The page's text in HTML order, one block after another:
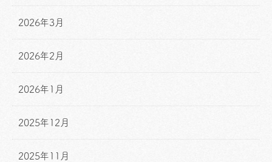
2026年3月
2026年2月
2026年1月
2025年12月
2025年11月